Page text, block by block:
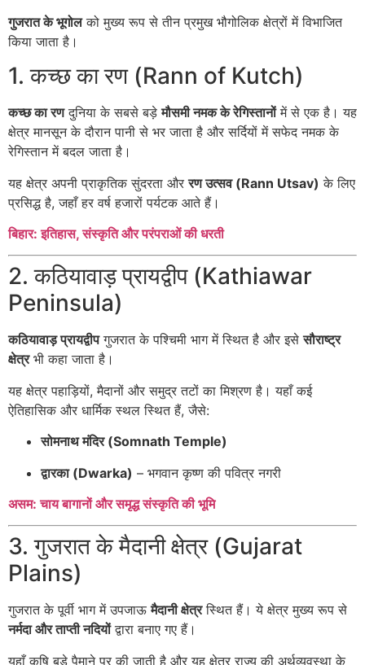
गुजरात के भूगोलको मुख्य रूप से तीन प्रमुख भौगोलिक क्षेत्रों में विभाजित
किया जाता है।
1. कच्छ का रण (Rann of Kutch)
कच्छ का रणदुनिया के सबसे बड़ेमौसमी नमक के रेगिस्तानोंमें से एक है। यह
क्षेत्र मानसून के दौरान पानी से भर जाता है और सर्दियों में सफेद नमक के
रेगिस्तान में बदल जाता है।
यह क्षेत्र अपनी प्राकृतिक सुंदरता औररण उत्सव (Rann Utsav) के लिए
प्रसिद्ध है, जहाँ हर वर्ष हजारों पर्यटक आते हैं।
बिहार: इतिहास, संस्कृति और परंपराओं की धरती
2. कठियावाड़ प्रायद्वीप (Kathiawar
Peninsula)
कठियावाड़ प्रायद्वीपगुजरात के पश्चिमी भाग में स्थित है और इसेसौराष्ट्र
क्षेत्रभी कहा जाता है।
यह क्षेत्र पहाड़ियों, मैदानों और समुद्र तटों का मिश्रण है। यहाँ कई
ऐतिहासिक और धार्मिक स्थल स्थित हैं, जैसे:
सोमनाथ मंदिर (Somnath Temple)
द्वारका (Dwarka) – भगवान कृष्ण की पवित्र नगरी
असम: चाय बागानों और समृद्ध संस्कृति की भूमि
3. गुजरात के मैदानी क्षेत्र (Gujarat
Plains)
गुजरात के पूर्वी भाग में उपजाऊमैदानी क्षेत्रस्थित हैं। ये क्षेत्र मुख्य रूप से
नर्मदा और ताप्ती नदियोंद्वारा बनाए गए हैं।
यहाँ कृषि बड़े पैमाने पर की जाती है और यह क्षेत्र राज्य की अर्थव्यवस्था के